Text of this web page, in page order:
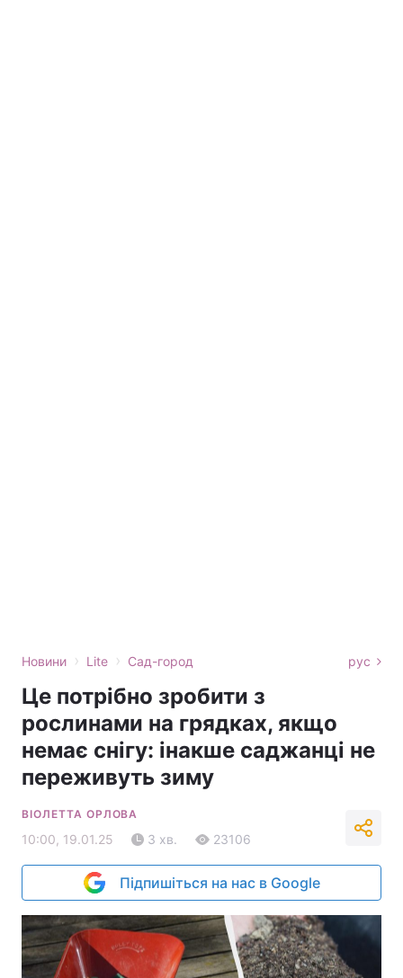
Новини › Lite › Сад-город рус
Це потрібно зробити з
рослинами на грядках, якщо
немає снігу: інакше саджанці не
переживуть зиму
ВІОЛЕТТА ОРЛОВА
10:00, 19.01.25 3 хв. 23106
Підпишіться на нас в Google